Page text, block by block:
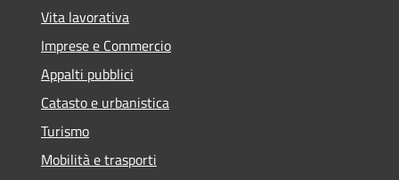
Vita lavorativa
Imprese e Commercio
Appalti pubblici
Catasto e urbanistica
Turismo
Mobilità e trasporti